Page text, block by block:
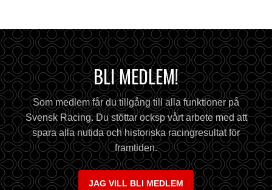
BLI MEDLEM!
Som medlem får du tillgång till alla funktioner på
Svensk Racing. Du stöttar ocksp vårt arbete med att
spara alla nutida och historiska racingresultat för
framtiden.
JAG VILL BLI MEDLEM